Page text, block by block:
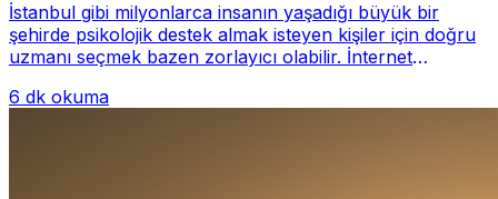
İstanbul gibi milyonlarca insanın yaşadığı büyük bir
şehirde psikolojik destek almak isteyen kişiler için doğru
uzmanı seçmek bazen zorlayıcı olabilir. İnternet
6 dk okuma